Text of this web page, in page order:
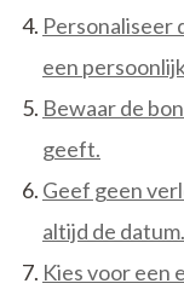
Personaliseer
een
Bewaar de
geeft.
Geef geen
altijd de datum.
Kies voor een